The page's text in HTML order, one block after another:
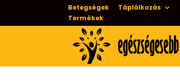
Betegségek Táplálkozás
Termékek